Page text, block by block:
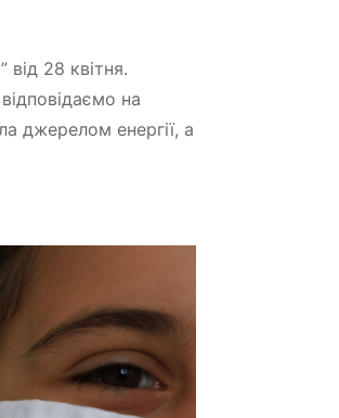
від 28 квітня.
на
джерелом енергії, а